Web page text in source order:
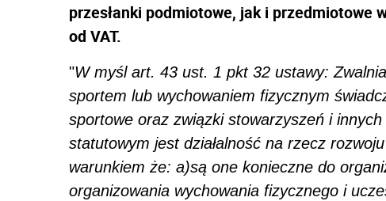
przesłanki podmiotowe, jak i przedmiotowe
od VAT.
"W myśl art. 43 ust. 1 pkt 32 ustawy:
sportem lub wychowaniem fizycznym
sportowe oraz związki stowarzyszeń i
statutowym jest działalność na rzecz
warunkiem że: a)są one konieczne do
organizowania wychowania fizycznego i